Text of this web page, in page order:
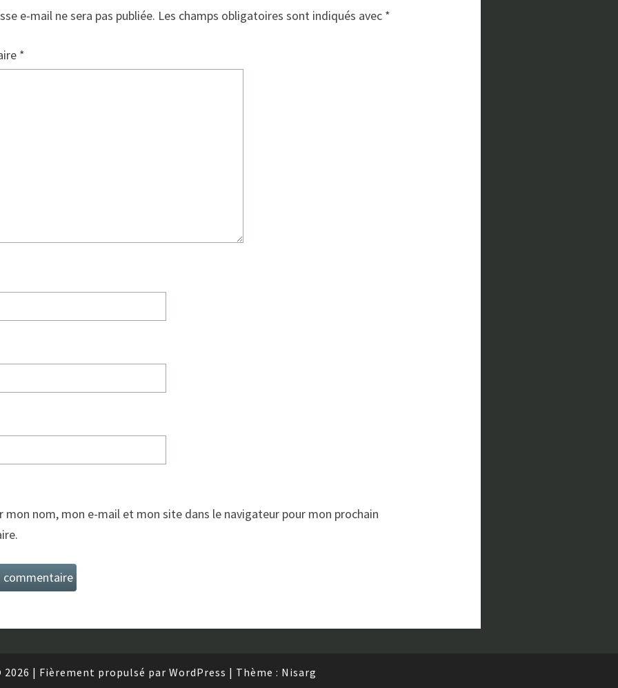
e-mail ne sera pas publiée. Les champs obligatoires sont indiqués avec *
*
mon nom, mon e-mail et mon site dans le navigateur pour mon prochain
2026 | Fièrement propulsé par WordPress | Thème : Nisarg